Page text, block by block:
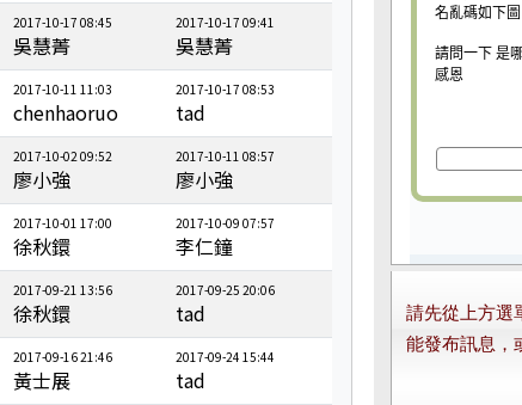
2017-10-17 08:45
吳慧菁
2017-10-17 09:41
吳慧菁
2017-10-11 11:03
chenhaoruo
2017-10-17 08:53
tad
2017-10-02 09:52
廖小強
2017-10-11 08:57
廖小強
2017-10-01 17:00
徐秋鐶
2017-10-09 07:57
李仁鐘
2017-09-21 13:56
徐秋鐶
2017-09-25 20:06
tad
2017-09-16 21:46
黃士展
2017-09-24 15:44
tad